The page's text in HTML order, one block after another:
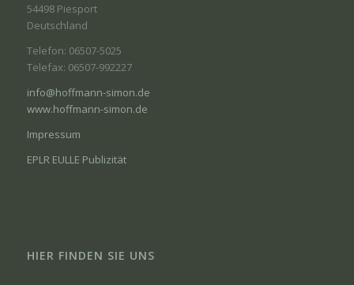
54498 Piesport
Deutschland
Telefon: 06507-5025
Telefax: 06507-992227
info@hoffmann-simon.de
www.hoffmann-simon.de
Impressum
EPLR EULLE Publizität
HIER FINDEN SIE UNS